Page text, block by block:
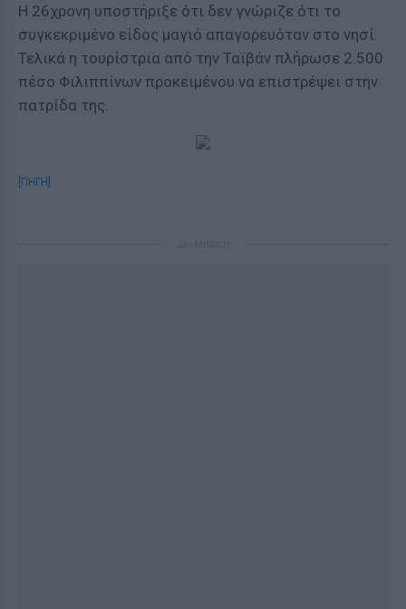
Η 26χρονη υποστήριξε ότι δεν γνώριζε ότι το
συγκεκριμένο είδος μαγιό απαγορευόταν στο νησί.
Τελικά η τουρίστρια από την Ταϊβάν πλήρωσε 2.500
πέσο Φιλιππίνων προκειμένου να επιστρέψει στην
πατρίδα της.
[ΠΗΓΗ]